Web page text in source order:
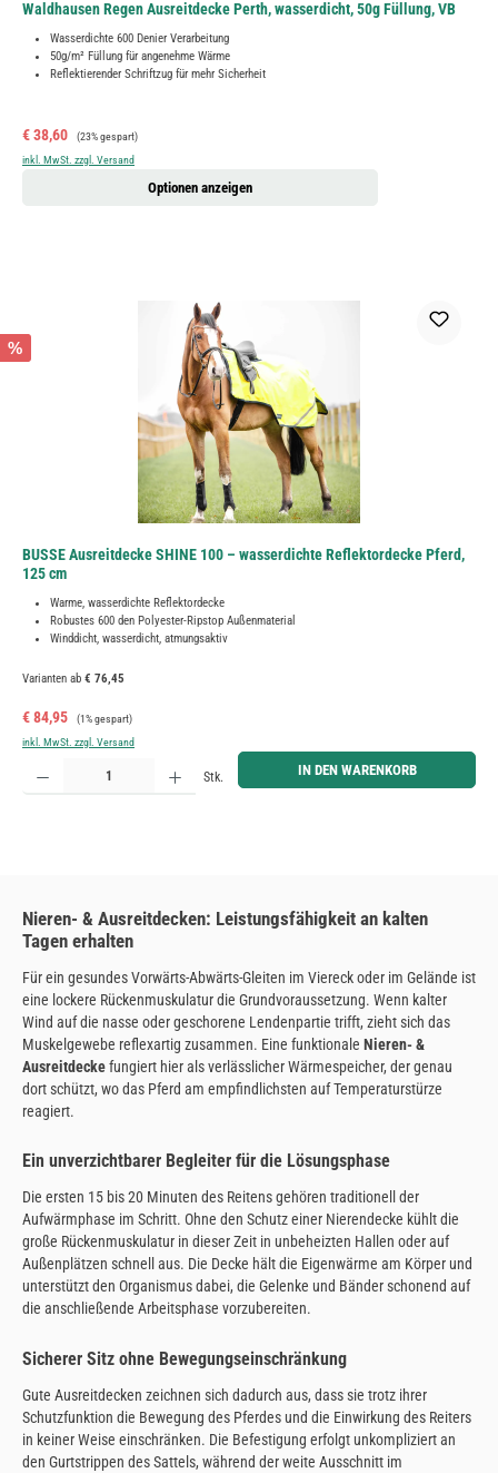
Waldhausen Regen Ausreitdecke Perth, wasserdicht, 50g Füllung, VB
Wasserdichte 600 Denier Verarbeitung
50g/m² Füllung für angenehme Wärme
Reflektierender Schriftzug für mehr Sicherheit
Verkaufspreis:
€ 38,60 Regulärer Preis:
(23% gespart)
inkl. MwSt. zzgl. Versand
Optionen anzeigen
%
BUSSE Ausreitdecke SHINE 100 – wasserdichte Reflektordecke Pferd,
125 cm
Warme, wasserdichte Reflektordecke
Robustes 600 den Polyester-Ripstop Außenmaterial
Winddicht, wasserdicht, atmungsaktiv
Varianten ab € 76,45
Verkaufspreis:
€ 84,95 Regulärer Preis:
(1% gespart)
inkl. MwSt. zzgl. Versand
Produkt Anzahl: Gib den gewünschten Wert ein oder benutze die Schaltflächen um die Anzahl zu
Stk. IN DEN WARENKORB
Nieren- & Ausreitdecken: Leistungsfähigkeit an kalten
Tagen erhalten
Für ein gesundes Vorwärts-Abwärts-Gleiten im Viereck oder im Gelände ist
eine lockere Rückenmuskulatur die Grundvoraussetzung. Wenn kalter
Wind auf die nasse oder geschorene Lendenpartie trifft, zieht sich das
Muskelgewebe reflexartig zusammen. Eine funktionale Nieren- &
Ausreitdeckefungiert hier als verlässlicher Wärmespeicher, der genau
dort schützt, wo das Pferd am empfindlichsten auf Temperaturstürze
reagiert.
Ein unverzichtbarer Begleiter für die Lösungsphase
Die ersten 15 bis 20 Minuten des Reitens gehören traditionell der
Aufwärmphase im Schritt. Ohne den Schutz einer Nierendecke kühlt die
große Rückenmuskulatur in dieser Zeit in unbeheizten Hallen oder auf
Außenplätzen schnell aus. Die Decke hält die Eigenwärme am Körper und
unterstützt den Organismus dabei, die Gelenke und Bänder schonend auf
die anschließende Arbeitsphase vorzubereiten.
Sicherer Sitz ohne Bewegungseinschränkung
Gute Ausreitdecken zeichnen sich dadurch aus, dass sie trotz ihrer
Schutzfunktion die Bewegung des Pferdes und die Einwirkung des Reiters
in keiner Weise einschränken. Die Befestigung erfolgt unkompliziert an
den Gurtstrippen des Sattels, während der weite Ausschnitt im